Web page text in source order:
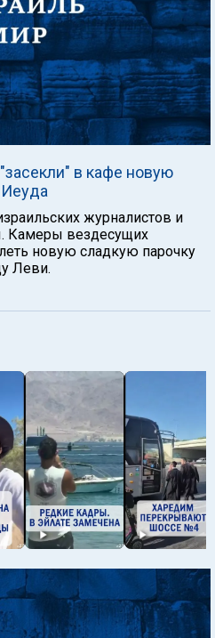
в кафе новую
журналистов и
Камеры вездесущих
новую сладкую парочку
Леви.